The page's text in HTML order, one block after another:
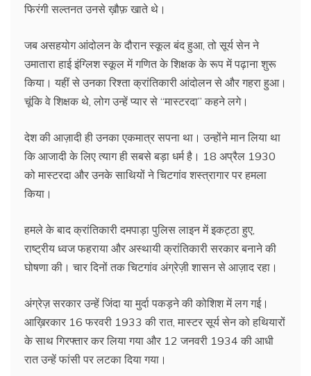
फिरंगी सल्तनत उनसे ख़ौफ़ खाते थे।
जब असहयोग आंदोलन के दौरान स्कूल बंद हुआ, तो सूर्य सेन ने
उमातारा हाई इंग्लिश स्कूल में गणित के शिक्षक के रूप में पढ़ाना शुरू
किया। यहीं से उनका रिश्ता क्रांतिकारी आंदोलन से और गहरा हुआ।
चूंकि वे शिक्षक थे, लोग उन्हें प्यार से “मास्टरदा” कहने लगे।
देश की आज़ादी ही उनका एकमात्र सपना था। उन्होंने मान लिया था
कि आजादी के लिए त्याग ही सबसे बड़ा धर्म है। 18 अप्रैल 1930
को मास्टरदा और उनके साथियों ने चिटगांव शस्त्रागार पर हमला
किया।
हमले के बाद क्रांतिकारी दमपाड़ा पुलिस लाइन में इकट्ठा हुए,
राष्ट्रीय ध्वज फहराया और अस्थायी क्रांतिकारी सरकार बनाने की
घोषणा की। चार दिनों तक चिटगांव अंग्रेज़ी शासन से आज़ाद रहा।
अंग्रेज़ सरकार उन्हें जिंदा या मुर्दा पकड़ने की कोशिश में लग गई।
आख़िरकार 16 फरवरी 1933 की रात, मास्टर सूर्य सेन को हथियारों
के साथ गिरफ्तार कर लिया गया और 12 जनवरी 1934 की आधी
रात उन्हें फांसी पर लटका दिया गया।